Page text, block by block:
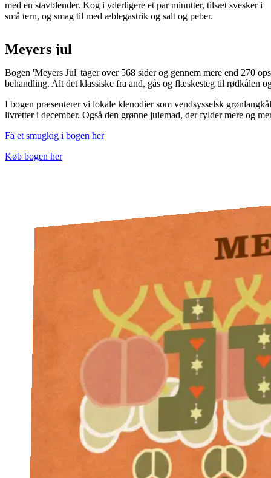
med en stavblender. Kog i yderligere et par minutter, tilsæt svesker i
små tern, og smag til med æblegastrik og salt og peber.
Meyers jul
Bogen 'Meyers Jul' tager over 568 sider og gennem mere end 270
behandling. Alt det klassiske fra and, gås og flæskesteg til rødkålen
I bogen præsenterer vi lokale klenodier som vendsysselsk
livretter i december. Også den grønne julemad, der fylder mere og
Få et smugkig i bogen her
Køb bogen her